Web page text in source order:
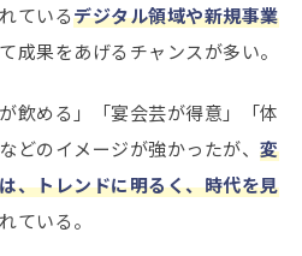
ているデジタル領域や新規事業
成果をあげるチャンスが多い。
飲める」「宴会芸が得意」「体
どのイメージが強かったが、 変
、トレンドに明るく、時代を見
ている。